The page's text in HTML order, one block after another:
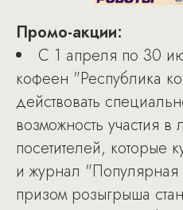
Промо-акции:
С 1 апреля по 30
кофеен "Республика
действовать
возможность участия
посетителей, которые
и журнал "Популярная
призом розыгрыша